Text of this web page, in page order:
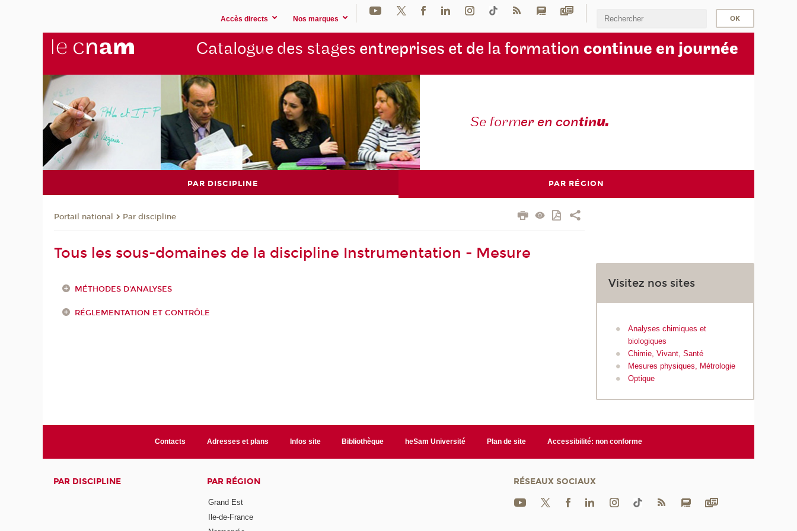
Accès directs Nos marques
Catalogue des stages entreprises et de la formation continue en journée
Se former en continu.
PAR DISCIPLINE PAR RÉGION
Portail national Par discipline
Tous les sous-domaines de la discipline Instrumentation - Mesure
MÉTHODES D'ANALYSES
RÉGLEMENTATION ET CONTRÔLE
Visitez nos sites
Analyses chimiques et
biologiques
Chimie, Vivant, Santé
Mesures physiques,
Métrologie
Optique
Contacts Adresses et plans Infos site Bibliothèque heSam Université Plan de site Accessibilité: non conforme
PAR DISCIPLINE PAR RÉGION
Grand Est
Ile-de-France
RÉSEAUX SOCIAUX